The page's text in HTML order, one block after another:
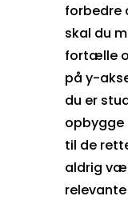
forbedre
skal du
fortælle
på y-
du er
opbygge
til de
aldrig